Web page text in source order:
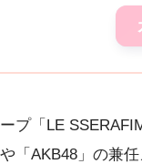
プ「LE
「AKB48」の兼